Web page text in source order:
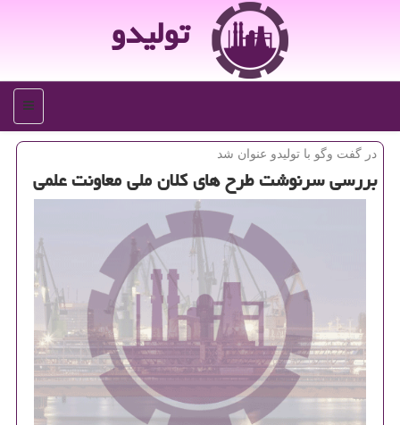
تولیدو
منو
در گفت وگو با تولیدو عنوان شد
بررسی سرنوشت طرح های كلان ملی معاونت علمی